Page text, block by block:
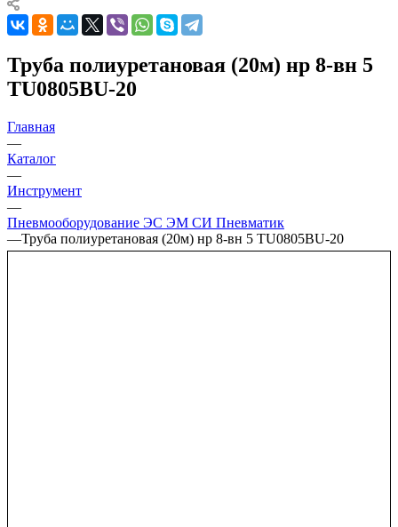
Труба полиуретановая (20м) нр 8-вн 5
TU0805BU-20
Главная
—
Каталог
—
Инструмент
—
Пневмооборудование ЭС ЭМ СИ Пневматик
—Труба полиуретановая (20м) нр 8-вн 5 TU0805BU-20